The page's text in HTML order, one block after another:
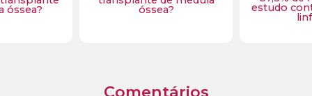
estudo contra leucemia e
linfoma
Comentários